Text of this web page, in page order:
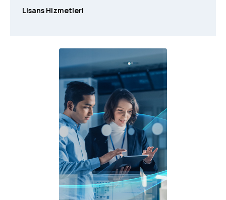
Lisans Hizmetleri